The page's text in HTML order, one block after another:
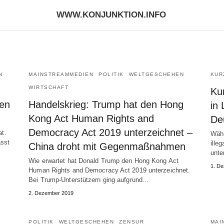
WWW.KONJUNKTION.INFO
MAINSTREAMMEDIEN POLITIK WELTGESCHEHEN
WIRTSCHAFT
Handelskrieg: Trump hat den Hong
Kong Act Human Rights and
Democracy Act 2019 unterzeichnet –
China droht mit Gegenmaßnahmen
Wie erwartet hat Donald Trump den Hong Kong Act
Human Rights and Democracy Act 2019 unterzeichnet.
Bei Trump-Unterstützern ging aufgrund…
2. Dezember 2019
in
1.
POLITIK WELTGESCHEHEN ZENSUR